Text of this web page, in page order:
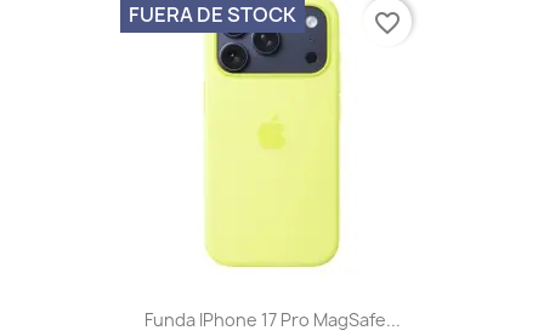
Funda IPhone 17 Pro MagSafe...
FUERA DE STOCK favorite_border